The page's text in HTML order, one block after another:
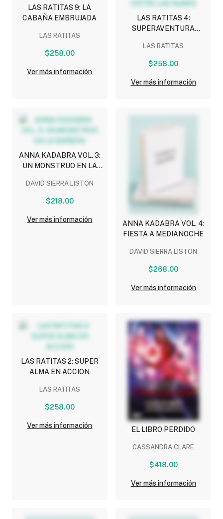
LAS RATITAS 9: LA
CABAÑA EMBRUJADA
LAS RATITAS
$258.00
Ver más información
LAS RATITAS 4:
SUPERAVENTURA
LAS RATITAS
$258.00
Ver más información
ANNA KADABRA VOL. 3:
UN MONSTRUO EN LA
DAVID SIERRA LISTON
$218.00
Ver más información
ANNA KADABRA VOL. 4:
FIESTA A MEDIANOCHE
DAVID SIERRA LISTON
$268.00
Ver más información
LAS RATITAS 2: SUPER
ALMA EN ACCION
LAS RATITAS
$258.00
Ver más información EL LIBRO PERDIDO
CASSANDRA CLARE
$418.00
Ver más información